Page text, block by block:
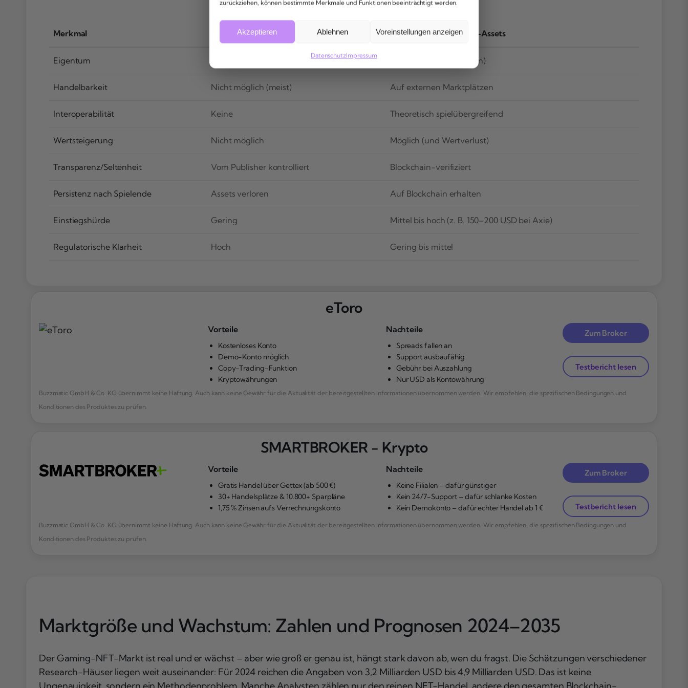
zurückziehen, können bestimmte Merkmale und Funktionen beeinträchtigt werden.
Akzeptieren Ablehnen Voreinstellungen anzeigen
DatenschutzImpressum
Merkmal Traditionelle In-Game-Käufe NFT-basierte In-Game-Assets
Eigentum Beim Spieler (Blockchain)
Handelbarkeit Nicht möglich (meist) Auf externen Marktplätzen
Interoperabilität Keine Theoretisch spielübergreifend
Wertsteigerung Nicht möglich Möglich (und Wertverlust)
Transparenz/Seltenheit Vom Publisher kontrolliert Blockchain-verifiziert
Persistenz nach Spielende Assets verloren Auf Blockchain erhalten
Einstiegshürde Gering Mittel bis hoch (z. B. 150–200 USD bei Axie)
Regulatorische Klarheit Hoch Gering bis mittel
eToro
Vorteile
Kostenloses Konto
Demo-Konto möglich
Copy-Trading-Funktion
Kryptowährungen
Nachteile
Spreads fallen an
Support ausbaufähig
Gebühr bei Auszahlung
Nur USD als Kontowährung
Zum Broker
Testbericht lesen
Buzzmatic GmbH & Co. KG übernimmt keine Haftung. Auch kann keine Gewähr für die Aktualität der bereitgestellten Informationen übernommen werden. Wir empfehlen, die spezifischen Bedingungen und
Konditionen des Produktes zu prüfen.
SMARTBROKER - Krypto
Vorteile
Gratis Handel über Gettex (ab 500 €)
30+ Handelsplätze & 10.800+ Sparpläne
1,75 % Zinsen aufs Verrechnungskonto
Nachteile
Keine Filialen – dafür günstiger
Kein 24/7-Support – dafür schlanke Kosten
Kein Demokonto – dafür echter Handel ab 1 €
Zum Broker
Testbericht lesen
Buzzmatic GmbH & Co. KG übernimmt keine Haftung. Auch kann keine Gewähr für die Aktualität der bereitgestellten Informationen übernommen werden. Wir empfehlen, die spezifischen Bedingungen und
Konditionen des Produktes zu prüfen.
Marktgröße und Wachstum: Zahlen und Prognosen 2024–2035
Der Gaming-NFT-Markt ist real und er wächst – aber wie groß er genau ist, hängt stark davon ab, wen du fragst. Die Schätzungen verschiedener
Research-Häuser liegen weit auseinander: Für 2024 reichen die Angaben von 3,2 Milliarden USD bis 4,9 Milliarden USD. Das ist keine